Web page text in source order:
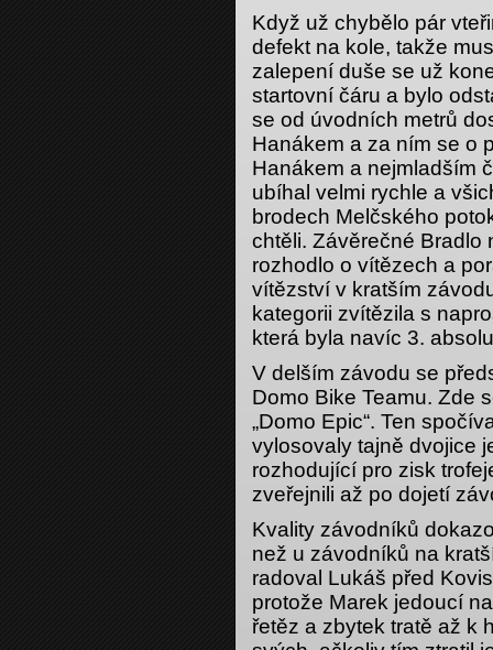
Když už chybělo pár
defekt na kole, takže
zalepení duše se už
startovní čáru a bylo
se od úvodních metrů
Hanákem a za ním se o
Hanákem a nejmladším
ubíhal velmi rychle a
brodech Melčského
chtěli. Závěrečné Bradlo
rozhodlo o vítězech a
vítězství v kratším
kategorii zvítězila s
která byla navíc 3.
V delším závodu se
Domo Bike Teamu. Zde
„Domo Epic“. Ten
vylosovaly tajně dvojice
rozhodující pro zisk
zveřejnili až po dojetí
Kvality závodníků
než u závodníků na
radoval Lukáš před
protože Marek jedoucí
řetěz a zbytek tratě až k